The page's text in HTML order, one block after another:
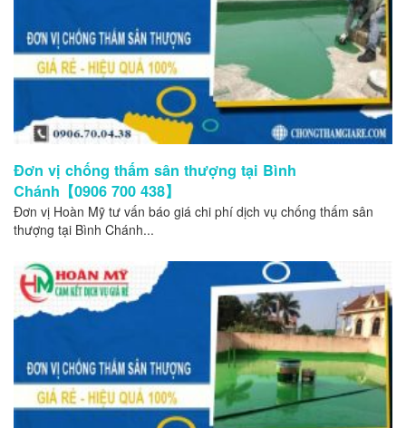
Đơn vị chống thấm sân thượng tại Bình
Chánh【0906 700 438】
Đơn vị Hoàn Mỹ tư vấn báo giá chi phí dịch vụ chống thấm sân
thượng tại Bình Chánh...